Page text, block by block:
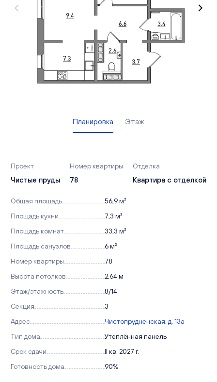
Вакансии
Офисы продаж
Планировка Этаж
Проект
Чистые пруды
Номер квартиры
78
Отделка
Квартира с отделкой
Общая площадь
56,9 м²
Площадь кухни
7,3 м²
Площадь комнат
33,3 м²
Площадь санузлов
6 м²
Номер квартиры
78
Высота потолков
2,64 м
Этаж/этажность
8/14
Секция
3
Адрес
Чистопрудненская, д. 13а
Тип дома
Утеплённая панель
Срок сдачи
II кв. 2027 г.
Готовность дома
90%